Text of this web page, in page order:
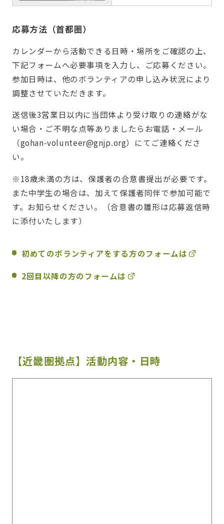
応募方法（首都圏）
カレンダーから活動できる日時・場所をご確認の上、
下記フォームへ必要事項を入力し、ご応募ください。
参加日時は、他のボランティアの申し込み状況により
調整させていただきます。
送信後3営業日以内に当団体より受け取りの連絡がな
い場合・ご不明な点等ありましたらお電話・メール
（gohan-volunteer@gnjp.org）にてご連絡くださ
い。
※18歳未満の方は、保護者の合意書提出が必要です。
また中学生の場合は、加えて保護者同伴で参加可能で
す。お知らせください。（合意書の雛形は応募返信時
に添付いたします）
初めてのボランティアをする方のフォームは
2回目以降の方のフォームは
【近畿圏拠点】活動内容・日時